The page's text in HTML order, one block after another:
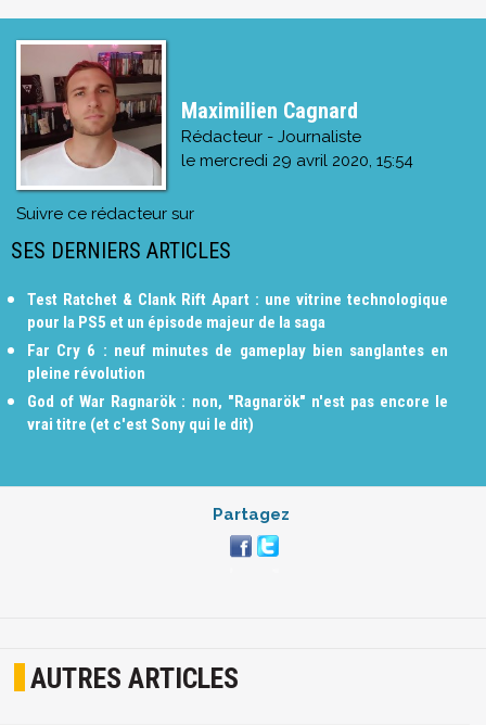
Maximilien Cagnard
Rédacteur - Journaliste
le mercredi 29 avril 2020, 15:54
Suivre ce rédacteur sur
SES DERNIERS ARTICLES
Test Ratchet & Clank Rift Apart : une vitrine technologique
pour la PS5 et un épisode majeur de la saga
Far Cry 6 : neuf minutes de gameplay bien sanglantes en
pleine révolution
God of War Ragnarök : non, "Ragnarök" n'est pas encore le
vrai titre (et c'est Sony qui le dit)
Partagez
AUTRES ARTICLES